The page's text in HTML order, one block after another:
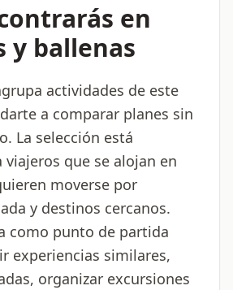
en
y ballenas
actividades de este
a comparar planes sin
La selección está
viajeros que se alojan en
moverse por
y destinos cercanos.
como punto de partida
experiencias similares,
organizar excursiones